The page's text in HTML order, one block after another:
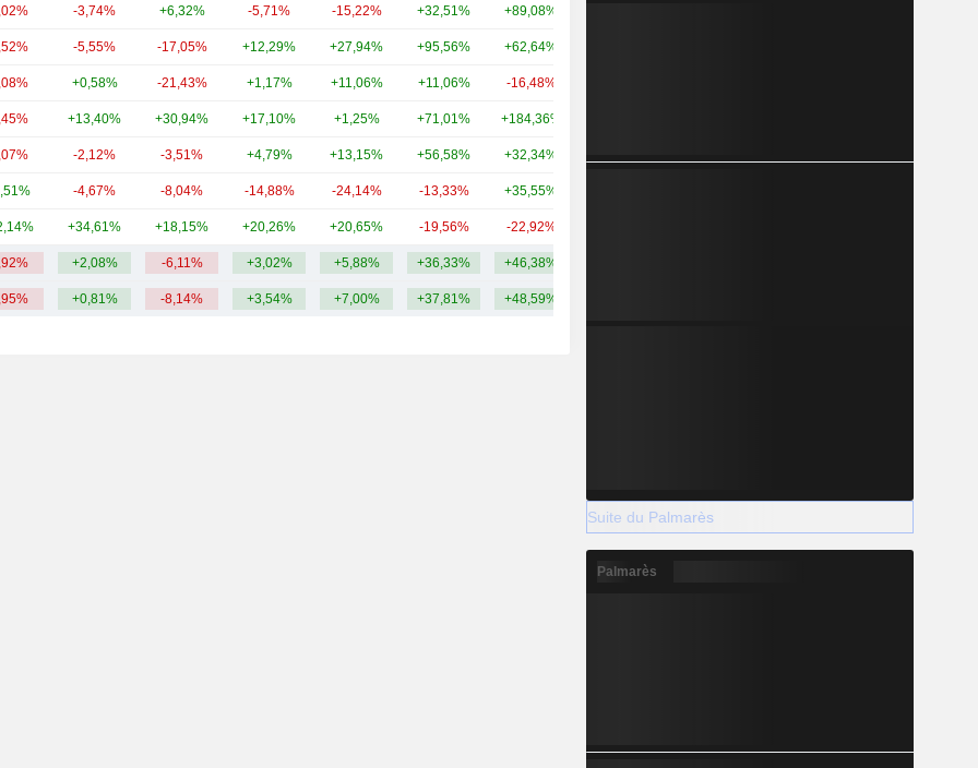
-3,74% +6,32% -5,71% -15,22% +32,51% +89,08%
-5,55% -17,05% +12,29% +27,94% +95,56% +62,64%
+0,58% -21,43% +1,17% +11,06% +11,06% -16,48%
+13,40% +30,94% +17,10% +1,25% +71,01% +184,36%
-2,12% -3,51% +4,79% +13,15% +56,58% +32,34%
-4,67% -8,04% -14,88% -24,14% -13,33% +35,55%
+34,61% +18,15% +20,26% +20,65% -19,56% -22,92%
+2,08% -6,11% +3,02% +5,88% +36,33% +46,38%
+0,81% -8,14% +3,54% +7,00% +37,81% +48,59%
Suite du Palmarès
Palmarès